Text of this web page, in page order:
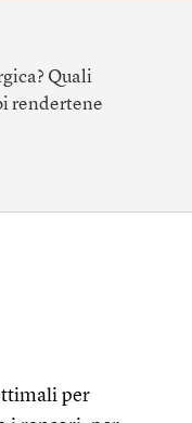
Quali
rendertene
per